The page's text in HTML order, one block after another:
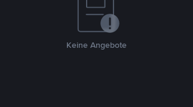
Keine Angebote